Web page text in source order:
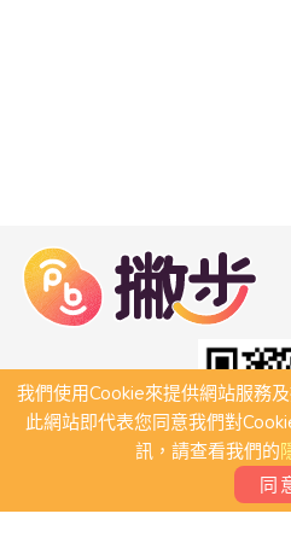
我們使用Cookie來提供網站服務
此網站即代表您同意我們對
訊，請查看我們的
同